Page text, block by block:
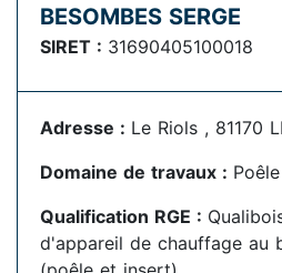
BESOMBES SERGE
SIRET : 31690405100018
Adresse : Le Riols , 81170
Domaine de travaux :
Qualification RGE :
d'appareil de chauffage au